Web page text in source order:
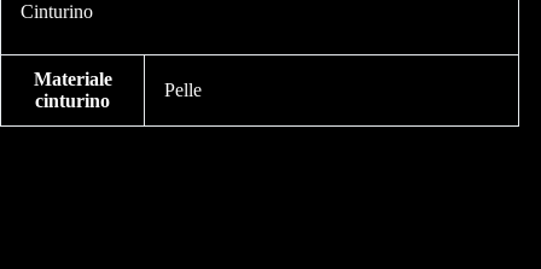
Cinturino
Materiale
cinturino
Pelle